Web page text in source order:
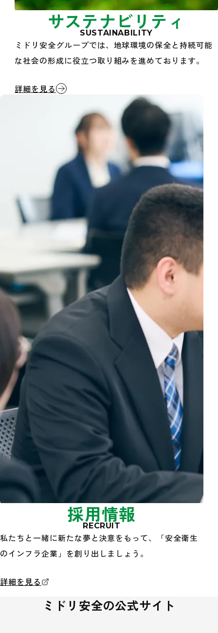
サステナビリティ
SUSTAINABILITY
ミドリ安全グループでは、地球環境の保全と持続可能
な社会の形成に役立つ取り組みを進めております。
サステナビリティ
詳細を見る
採用情報
RECRUIT
私たちと一緒に新たな夢と決意をもって、「安全衛生
のインフラ企業」を創り出しましょう。
採用情報
詳細を見る
ミドリ安全の公式サイト